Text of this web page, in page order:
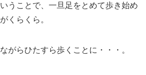
うことで、一旦足をとめて歩き始め
くらくら。
がらひたすら歩くことに・・・。